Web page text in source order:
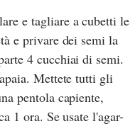
e tagliare a cubetti le
e privare dei semi la
4 cucchiai di semi.
Mettete tutti gli
pentola capiente,
1 ora. Se usate l'agar-